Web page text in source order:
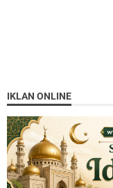
IKLAN ONLINE